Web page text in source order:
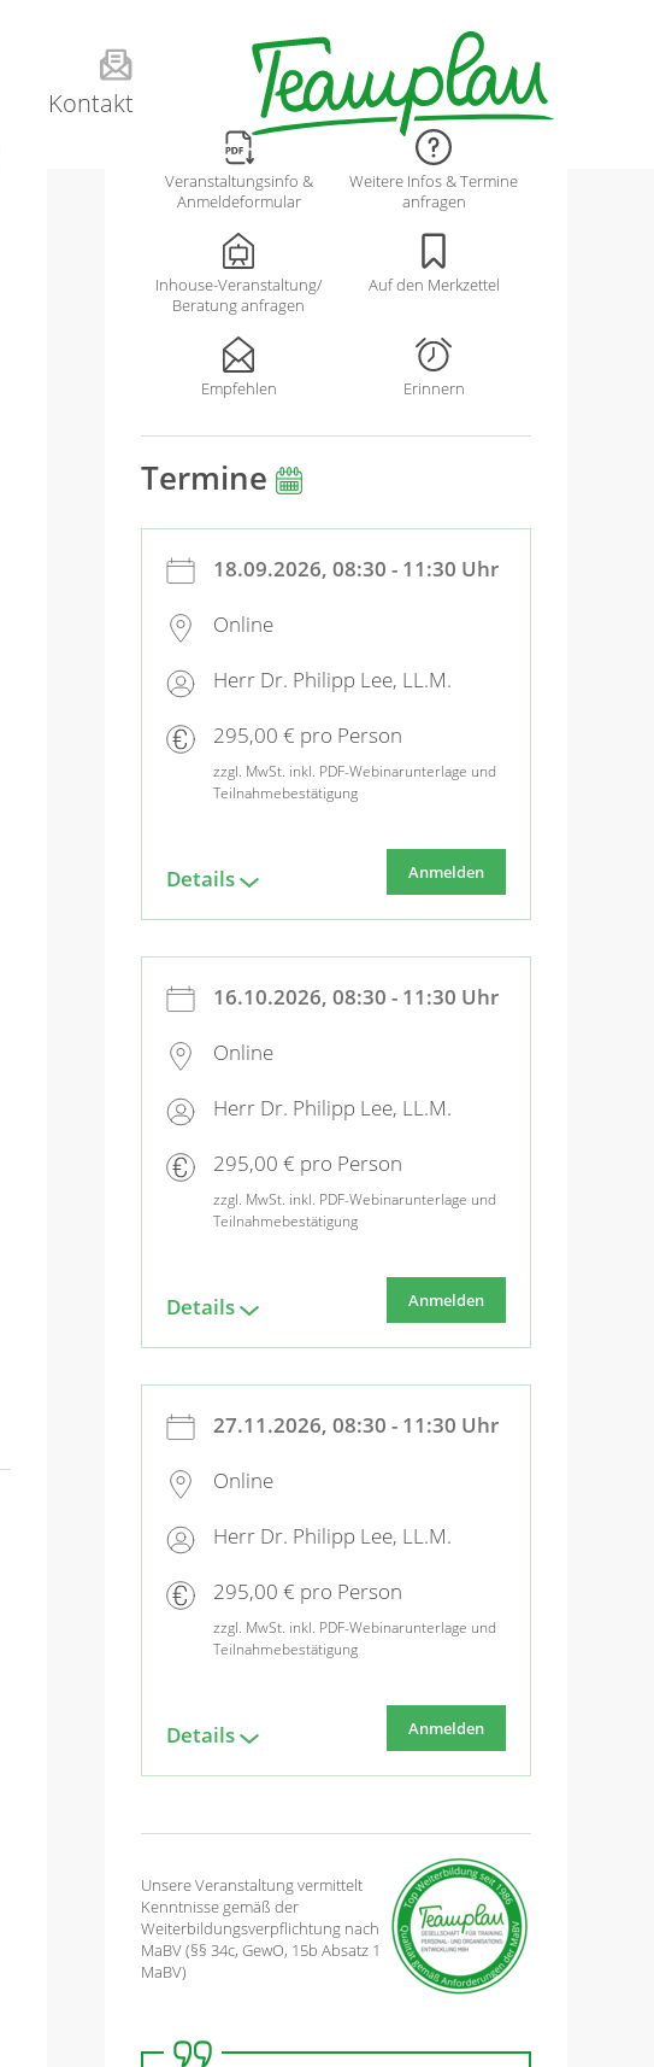
Kontakt
Veranstaltungsinfo &
Anmeldeformular
Weitere Infos & Termine
anfragen
Inhouse-Veranstaltung/
Beratung anfragen
Auf den Merkzettel
Empfehlen Erinnern
Termine
18.09.2026, 08:30 - 11:30 Uhr
Online
Herr Dr. Philipp Lee, LL.M.
295,00 € pro Person
zzgl. MwSt. inkl. PDF-Webinarunterlage und
Teilnahmebestätigung
Details Anmelden
16.10.2026, 08:30 - 11:30 Uhr
Online
Herr Dr. Philipp Lee, LL.M.
295,00 € pro Person
zzgl. MwSt. inkl. PDF-Webinarunterlage und
Teilnahmebestätigung
Details Anmelden
27.11.2026, 08:30 - 11:30 Uhr
Online
Herr Dr. Philipp Lee, LL.M.
295,00 € pro Person
zzgl. MwSt. inkl. PDF-Webinarunterlage und
Teilnahmebestätigung
Details Anmelden
Unsere Veranstaltung vermittelt
Kenntnisse gemäß der
Weiterbildungsverpflichtung nach
MaBV (§§ 34c, GewO, 15b Absatz 1
MaBV)